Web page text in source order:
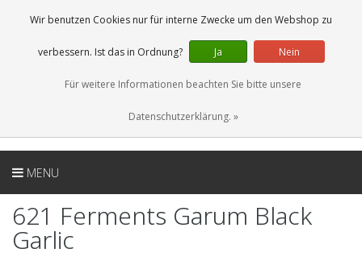
0 Artikel
DE
MENU
621 Ferments Garum Black
Garlic
Wir benutzen Cookies nur für interne Zwecke um den Webshop zu
verbessern. Ist das in Ordnung? Ja Nein
Für weitere Informationen beachten Sie bitte unsere
Datenschutzerklärung. »